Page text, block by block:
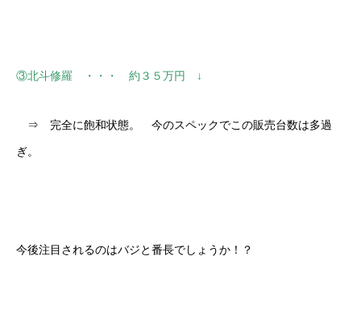
③北斗修羅 ・・・ 約３５万円 ↓
⇒ 完全に飽和状態。 今のスペックでこの販売台数は多過
ぎ。
今後注目されるのはバジと番長でしょうか！？